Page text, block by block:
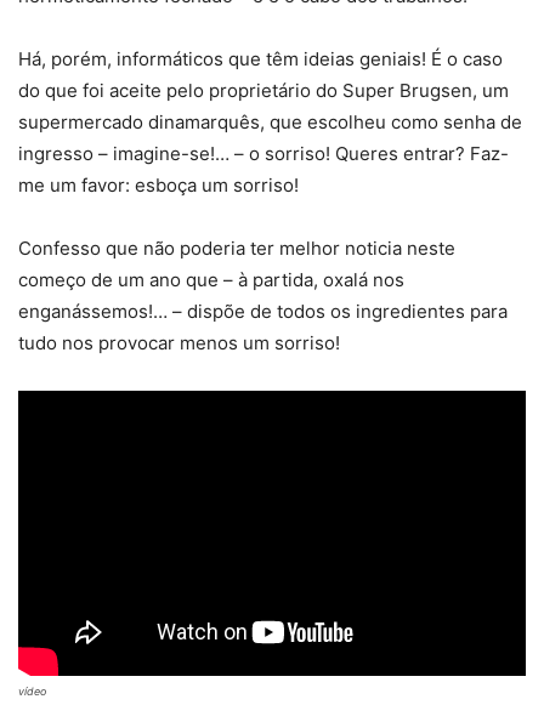
Há, porém, informáticos que têm ideias geniais! É o caso
do que foi aceite pelo proprietário do Super Brugsen, um
supermercado dinamarquês, que escolheu como senha de
ingresso – imagine-se!… – o sorriso! Queres entrar? Faz-
me um favor: esboça um sorriso!
Confesso que não poderia ter melhor noticia neste
começo de um ano que – à partida, oxalá nos
enganássemos!… – dispõe de todos os ingredientes para
tudo nos provocar menos um sorriso!
vídeo